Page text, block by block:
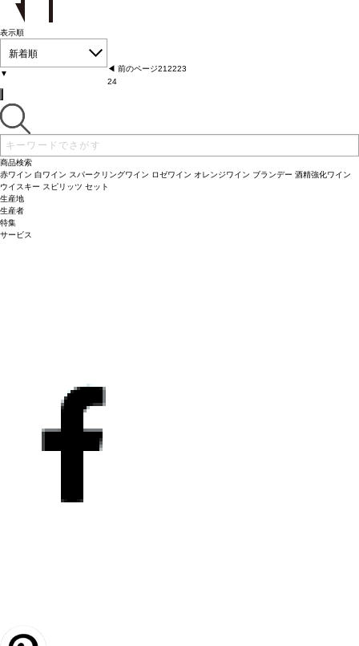
表示順
新着順
▼
◀︎ 前のページ212223
24
商品検索
赤ワイン 白ワイン スパークリングワイン ロゼワイン オレンジワイン ブランデー 酒精強化ワイン
ウイスキー スピリッツ セット
生産地
生産者
特集
サービス